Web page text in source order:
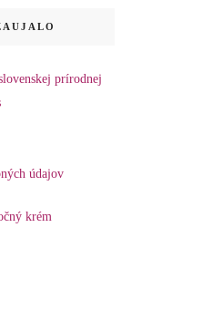
prírodnej
údajov
krém